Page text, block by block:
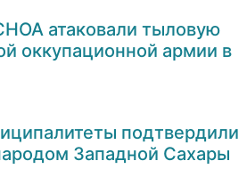
атаковали тыловую
оккупационной армии в
подтвердили
Западной Сахары